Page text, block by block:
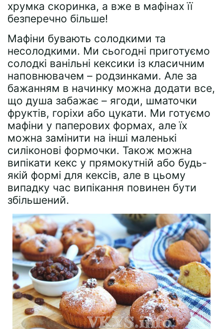
хрумка скоринка, а вже в мафінах її
безперечно більше!
Мафіни бувають солодкими та
несолодкими. Ми сьогодні приготуємо
солодкі ванільні кексики із класичним
наповнювачем – родзинками. Але за
бажанням в начинку можна додати все,
що душа забажає – ягоди, шматочки
фруктів, горіхи або цукати. Ми готуємо
мафіни у паперових формах, але їх
можна замінити на інші маленькі
силіконові формочки. Також можна
випікати кекс у прямокутній або будь-
якій формі для кексів, але в цьому
випадку час випікання повинен бути
збільшений.